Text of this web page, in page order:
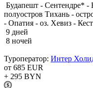
Будапешт - Сентендре* -
полуостров Тихань -
- Опатия - оз. Хевиз -
9 дней
8 ночей
Туроператор: Интер
от 685 EUR
+ 295 BYN